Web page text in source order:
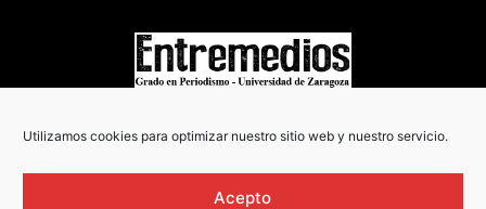
Utilizamos cookies para optimizar nuestro sitio web y nuestro servicio.
Acepto